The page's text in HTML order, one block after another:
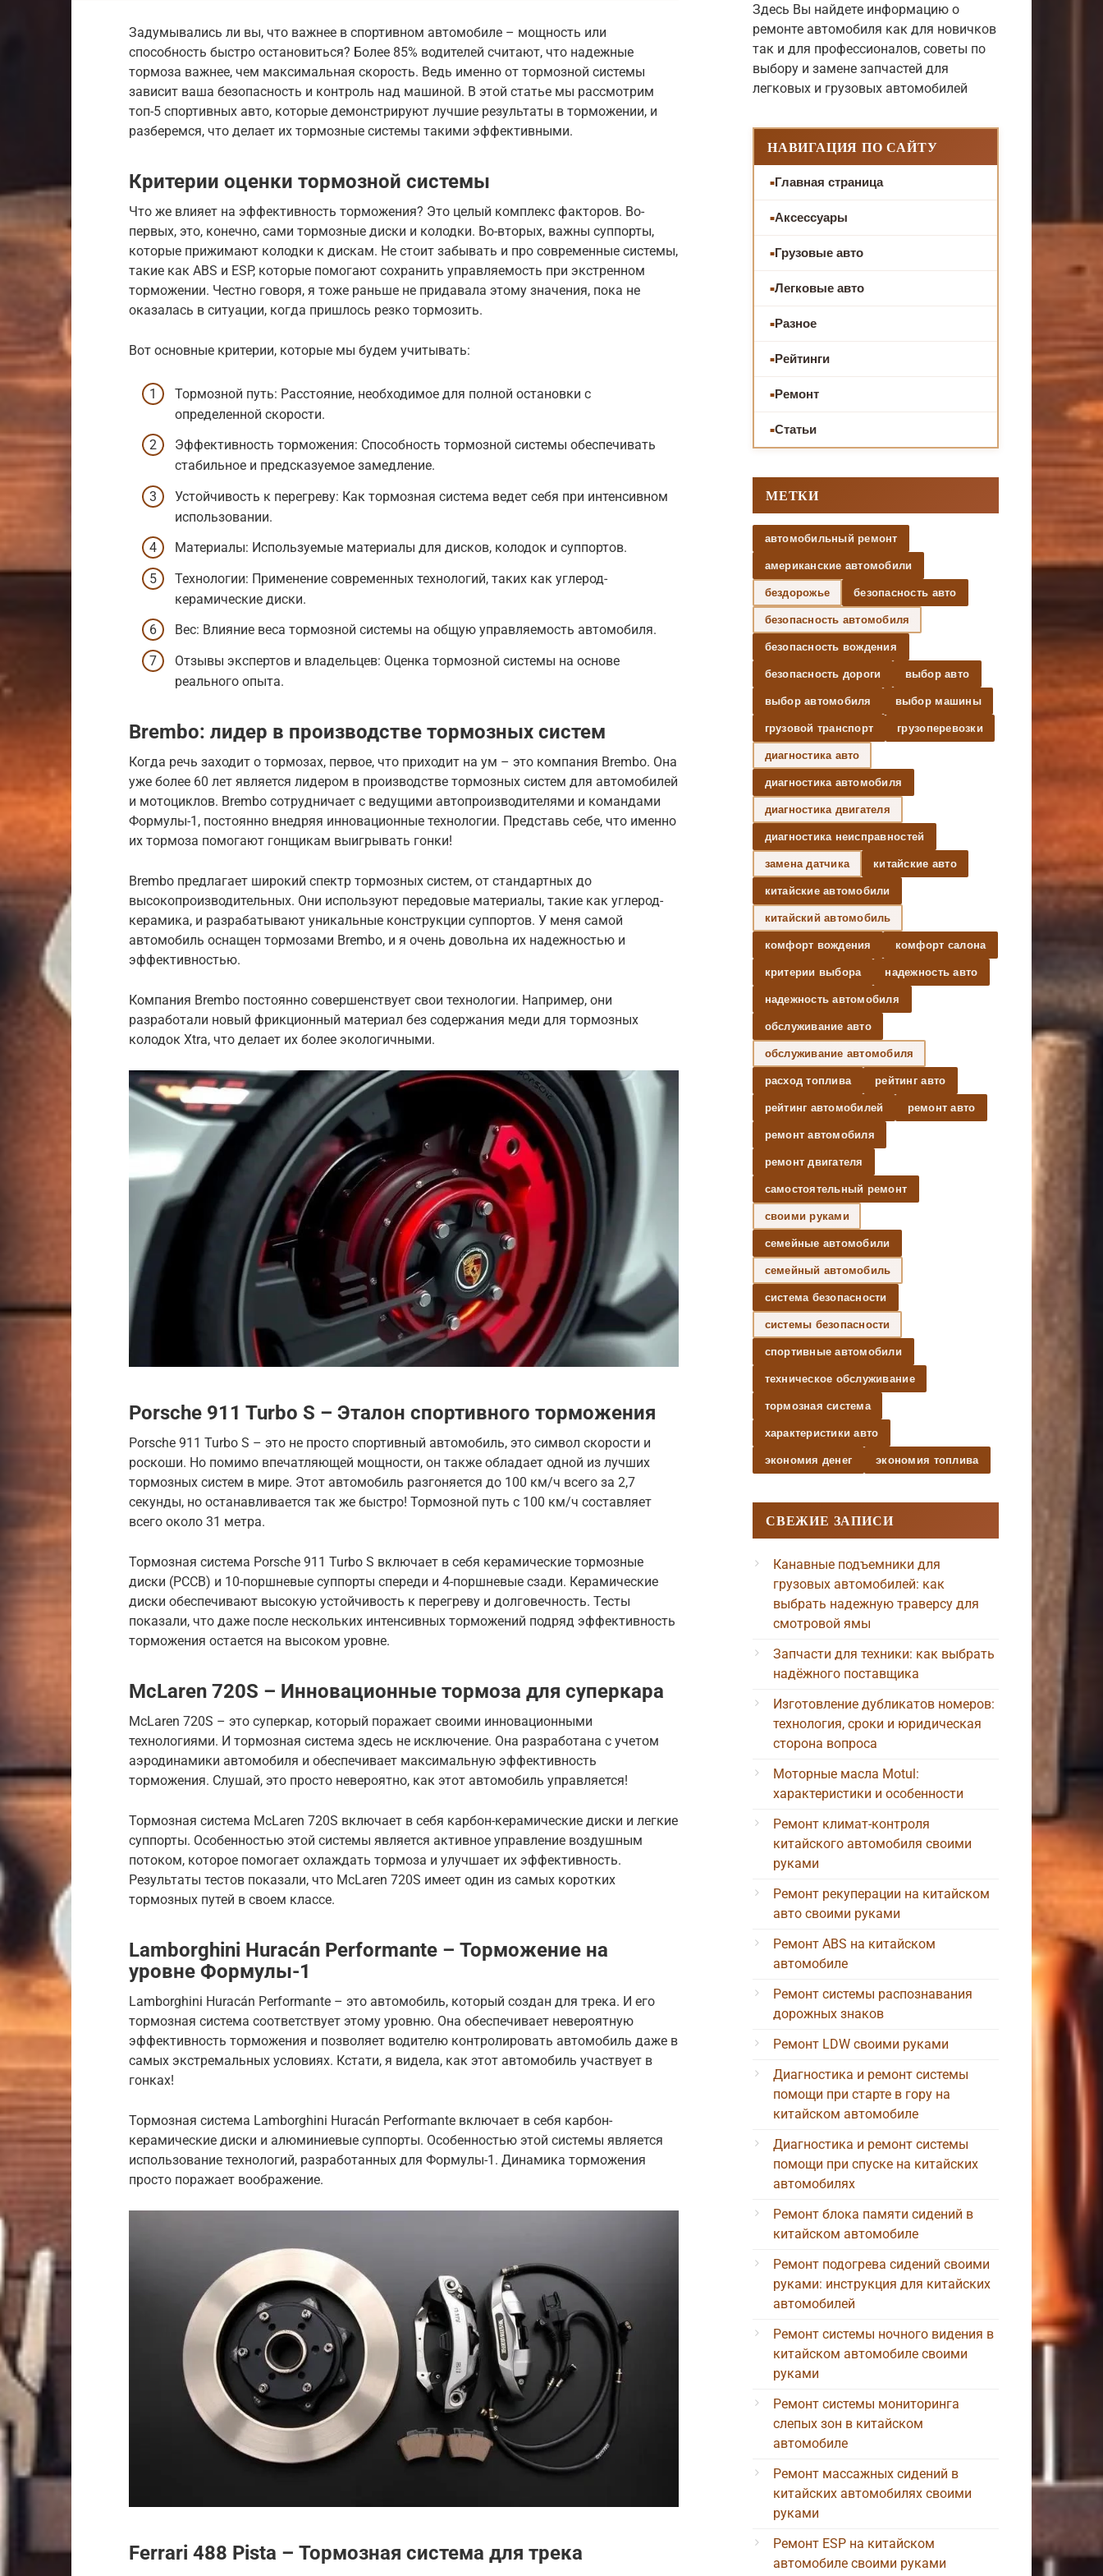
Задумывались ли вы, что важнее в спортивном автомобиле – мощность или
способность быстро остановиться? Более 85% водителей считают, что надежные
тормоза важнее, чем максимальная скорость. Ведь именно от тормозной системы
зависит ваша безопасность и контроль над машиной. В этой статье мы рассмотрим
топ-5 спортивных авто, которые демонстрируют лучшие результаты в торможении, и
разберемся, что делает их тормозные системы такими эффективными.
Критерии оценки тормозной системы
Что же влияет на эффективность торможения? Это целый комплекс факторов. Во-
первых, это, конечно, сами тормозные диски и колодки. Во-вторых, важны суппорты,
которые прижимают колодки к дискам. Не стоит забывать и про современные системы,
такие как ABS и ESP, которые помогают сохранить управляемость при экстренном
торможении. Честно говоря, я тоже раньше не придавала этому значения, пока не
оказалась в ситуации, когда пришлось резко тормозить.
Вот основные критерии, которые мы будем учитывать:
Тормозной путь: Расстояние, необходимое для полной остановки с
определенной скорости.
Эффективность торможения: Способность тормозной системы обеспечивать
стабильное и предсказуемое замедление.
Устойчивость к перегреву: Как тормозная система ведет себя при интенсивном
использовании.
Материалы: Используемые материалы для дисков, колодок и суппортов.
Технологии: Применение современных технологий, таких как углерод-
керамические диски.
Вес: Влияние веса тормозной системы на общую управляемость автомобиля.
Отзывы экспертов и владельцев: Оценка тормозной системы на основе
реального опыта.
Brembo: лидер в производстве тормозных систем
Когда речь заходит о тормозах, первое, что приходит на ум – это компания Brembo. Она
уже более 60 лет является лидером в производстве тормозных систем для автомобилей
и мотоциклов. Brembo сотрудничает с ведущими автопроизводителями и командами
Формулы-1, постоянно внедряя инновационные технологии. Представь себе, что именно
их тормоза помогают гонщикам выигрывать гонки!
Brembo предлагает широкий спектр тормозных систем, от стандартных до
высокопроизводительных. Они используют передовые материалы, такие как углерод-
керамика, и разрабатывают уникальные конструкции суппортов. У меня самой
автомобиль оснащен тормозами Brembo, и я очень довольна их надежностью и
эффективностью.
Компания Brembo постоянно совершенствует свои технологии. Например, они
разработали новый фрикционный материал без содержания меди для тормозных
колодок Xtra, что делает их более экологичными.
Porsche 911 Turbo S – Эталон спортивного торможения
Porsche 911 Turbo S – это не просто спортивный автомобиль, это символ скорости и
роскоши. Но помимо впечатляющей мощности, он также обладает одной из лучших
тормозных систем в мире. Этот автомобиль разгоняется до 100 км/ч всего за 2,7
секунды, но останавливается так же быстро! Тормозной путь с 100 км/ч составляет
всего около 31 метра.
Тормозная система Porsche 911 Turbo S включает в себя керамические тормозные
диски (PCCB) и 10-поршневые суппорты спереди и 4-поршневые сзади. Керамические
диски обеспечивают высокую устойчивость к перегреву и долговечность. Тесты
показали, что даже после нескольких интенсивных торможений подряд эффективность
торможения остается на высоком уровне.
McLaren 720S – Инновационные тормоза для суперкара
McLaren 720S – это суперкар, который поражает своими инновационными
технологиями. И тормозная система здесь не исключение. Она разработана с учетом
аэродинамики автомобиля и обеспечивает максимальную эффективность
торможения. Слушай, это просто невероятно, как этот автомобиль управляется!
Тормозная система McLaren 720S включает в себя карбон-керамические диски и легкие
суппорты. Особенностью этой системы является активное управление воздушным
потоком, которое помогает охлаждать тормоза и улучшает их эффективность.
Результаты тестов показали, что McLaren 720S имеет один из самых коротких
тормозных путей в своем классе.
Lamborghini Huracán Performante – Торможение на
уровне Формулы-1
Lamborghini Huracán Performante – это автомобиль, который создан для трека. И его
тормозная система соответствует этому уровню. Она обеспечивает невероятную
эффективность торможения и позволяет водителю контролировать автомобиль даже в
самых экстремальных условиях. Кстати, я видела, как этот автомобиль участвует в
гонках!
Тормозная система Lamborghini Huracán Performante включает в себя карбон-
керамические диски и алюминиевые суппорты. Особенностью этой системы является
использование технологий, разработанных для Формулы-1. Динамика торможения
просто поражает воображение.
Ferrari 488 Pista – Тормозная система для трека
Здесь Вы найдете информацию о
ремонте автомобиля как для новичков
так и для профессионалов, советы по
выбору и замене запчастей для
легковых и грузовых автомобилей
НАВИГАЦИЯ ПО САЙТУ
Главная страница
Аксессуары
Грузовые авто
Легковые авто
Разное
Рейтинги
Ремонт
Статьи
МЕТКИ
автомобильный ремонт
американские автомобили
бездорожье безопасность авто
безопасность автомобиля
безопасность вождения
безопасность дороги выбор авто
выбор автомобиля выбор машины
грузовой транспорт грузоперевозки
диагностика авто
диагностика автомобиля
диагностика двигателя
диагностика неисправностей
замена датчика китайские авто
китайские автомобили
китайский автомобиль
комфорт вождения комфорт салона
критерии выбора надежность авто
надежность автомобиля
обслуживание авто
обслуживание автомобиля
расход топлива рейтинг авто
рейтинг автомобилей ремонт авто
ремонт автомобиля
ремонт двигателя
самостоятельный ремонт
своими руками
семейные автомобили
семейный автомобиль
система безопасности
системы безопасности
спортивные автомобили
техническое обслуживание
тормозная система
характеристики авто
экономия денег экономия топлива
СВЕЖИЕ ЗАПИСИ
Канавные подъемники для
грузовых автомобилей: как
выбрать надежную траверсу для
смотровой ямы
Запчасти для техники: как выбрать
надёжного поставщика
Изготовление дубликатов номеров:
технология, сроки и юридическая
сторона вопроса
Моторные масла Motul:
характеристики и особенности
Ремонт климат-контроля
китайского автомобиля своими
руками
Ремонт рекуперации на китайском
авто своими руками
Ремонт ABS на китайском
автомобиле
Ремонт системы распознавания
дорожных знаков
Ремонт LDW своими руками
Диагностика и ремонт системы
помощи при старте в гору на
китайском автомобиле
Диагностика и ремонт системы
помощи при спуске на китайских
автомобилях
Ремонт блока памяти сидений в
китайском автомобиле
Ремонт подогрева сидений своими
руками: инструкция для китайских
автомобилей
Ремонт системы ночного видения в
китайском автомобиле своими
руками
Ремонт системы мониторинга
слепых зон в китайском
автомобиле
Ремонт массажных сидений в
китайских автомобилях своими
руками
Ремонт ESP на китайском
автомобиле своими руками